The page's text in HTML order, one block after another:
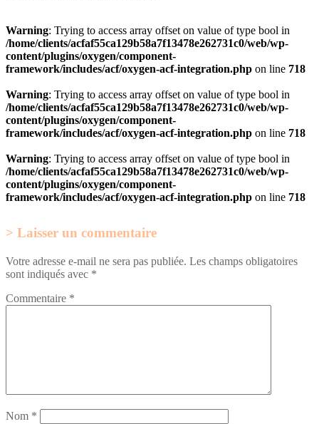
Warning: Trying to access array offset on value of type bool in
/home/clients/acfaf55ca129b58a7f13478e262731c0/web/wp-
content/plugins/oxygen/component-
framework/includes/acf/oxygen-acf-integration.php on line 718
Warning: Trying to access array offset on value of type bool in
/home/clients/acfaf55ca129b58a7f13478e262731c0/web/wp-
content/plugins/oxygen/component-
framework/includes/acf/oxygen-acf-integration.php on line 718
Warning: Trying to access array offset on value of type bool in
/home/clients/acfaf55ca129b58a7f13478e262731c0/web/wp-
content/plugins/oxygen/component-
framework/includes/acf/oxygen-acf-integration.php on line 718
Laisser un commentaire
Votre adresse e-mail ne sera pas publiée. Les champs obligatoires
sont indiqués avec *
Commentaire *
Nom *